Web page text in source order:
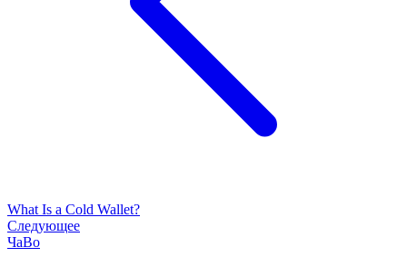
What Is a Cold Wallet?
Следующее
ЧаВо